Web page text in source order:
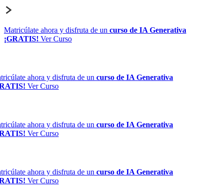
Matricúlate ahora y disfruta de un curso de IA Generativa
¡GRATIS! Ver Curso
ahora y disfruta de uncurso de IA Generativa
Ver Curso
ahora y disfruta de uncurso de IA Generativa
Ver Curso
ahora y disfruta de uncurso de IA Generativa
Ver Curso